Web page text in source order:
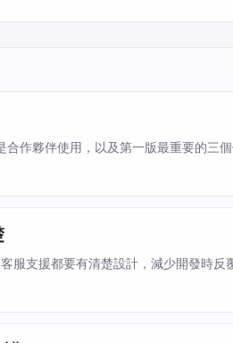
合作夥伴使用，以及第一版最重要的三
服支援都要有清楚設計，減少開發時反